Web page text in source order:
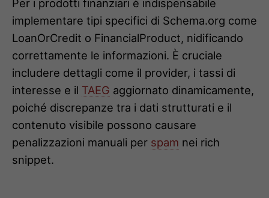
Per i prodotti finanziari è indispensabile
implementare tipi specifici di Schema.org come
LoanOrCredit o FinancialProduct, nidificando
correttamente le informazioni. È cruciale
includere dettagli come il provider, i tassi di
interesse e il TAEG aggiornato dinamicamente,
poiché discrepanze tra i dati strutturati e il
contenuto visibile possono causare
penalizzazioni manuali per spam nei rich
snippet.